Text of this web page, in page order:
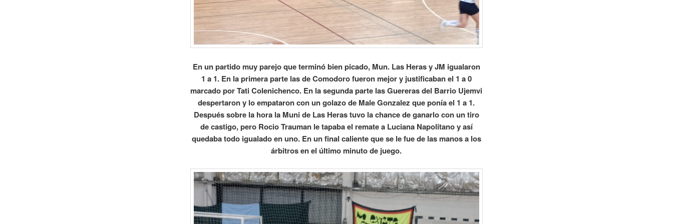
En un partido muy parejo que terminó bien picado, Mun. Las Heras y JM igualaron
1 a 1. En la primera parte las de Comodoro fueron mejor y justificaban el 1 a 0
marcado por Tati Colenichenco. En la segunda parte las Guereras del Barrio Ujemvi
despertaron y lo empataron con un golazo de Male Gonzalez que ponía el 1 a 1.
Después sobre la hora la Muni de Las Heras tuvo la chance de ganarlo con un tiro
de castigo, pero Rocio Trauman le tapaba el remate a Luciana Napolitano y así
quedaba todo igualado en uno. En un final caliente que se le fue de las manos a los
árbitros en el último minuto de juego.